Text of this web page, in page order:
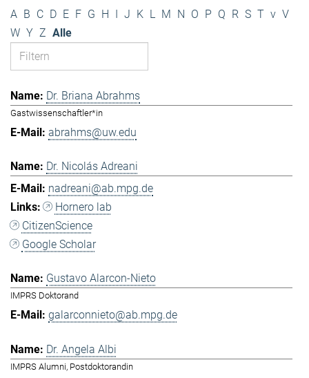
A B C D E F G H J K L M N O P Q R S T v V
W Y Z Alle
Dr. Briana Abrahms
Gastwissenschaftler*in
abrahms@uw.edu
Dr. Nicolás Adreani
nadreani@ab.mpg.de
Hornero lab
CitizenScience
Google Scholar
Gustavo Alarcon-Nieto
IMPRS Doktorand
galarconnieto@ab.mpg.de
Dr. Angela Albi
IMPRS Alumni, Postdoktorandin